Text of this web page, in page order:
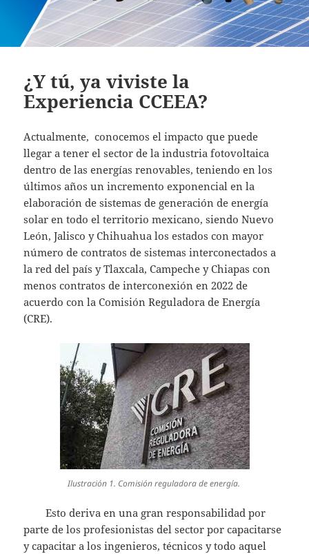
¿Y tú, ya viviste la
Experiencia CCEEA?
Actualmente, conocemos el impacto que puede
llegar a tener el sector de la industria fotovoltaica
dentro de las energías renovables, teniendo en los
últimos años un incremento exponencial en la
elaboración de sistemas de generación de energía
solar en todo el territorio mexicano, siendo Nuevo
León, Jalisco y Chihuahua los estados con mayor
número de contratos de sistemas interconectados a
la red del país y Tlaxcala, Campeche y Chiapas con
menos contratos de interconexión en 2022 de
acuerdo con la Comisión Reguladora de Energía
(CRE).
Ilustración 1. Comisión reguladora de energía.
Esto deriva en una gran responsabilidad por
parte de los profesionistas del sector por capacitarse
y capacitar a los ingenieros, técnicos y todo aquel